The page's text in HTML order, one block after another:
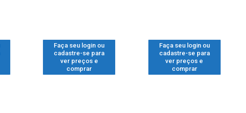
Faça seu login ou
cadastre-se para
ver preços e
comprar
Faça seu login ou
cadastre-se para
ver preços e
comprar